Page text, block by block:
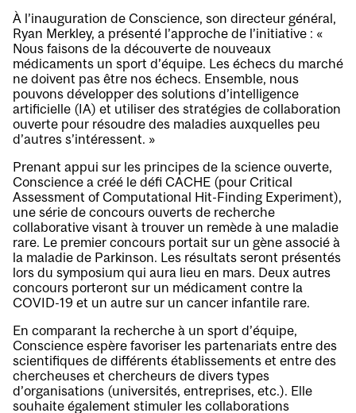
À l’inauguration de Conscience, son directeur général,
Ryan Merkley, a présenté l’approche de l’initiative : «
Nous faisons de la découverte de nouveaux
médicaments un sport d’équipe. Les échecs du marché
ne doivent pas être nos échecs. Ensemble, nous
pouvons développer des solutions d’intelligence
artificielle (IA) et utiliser des stratégies de collaboration
ouverte pour résoudre des maladies auxquelles peu
d’autres s’intéressent. »
Prenant appui sur les principes de la science ouverte,
Conscience a créé le défi CACHE (pour Critical
Assessment of Computational Hit-Finding Experiment),
une série de concours ouverts de recherche
collaborative visant à trouver un remède à une maladie
rare. Le premier concours portait sur un gène associé à
la maladie de Parkinson. Les résultats seront présentés
lors du symposium qui aura lieu en mars. Deux autres
concours porteront sur un médicament contre la
COVID-19 et un autre sur un cancer infantile rare.
En comparant la recherche à un sport d’équipe,
Conscience espère favoriser les partenariats entre des
scientifiques de différents établissements et entre des
chercheuses et chercheurs de divers types
d’organisations (universités, entreprises, etc.). Elle
souhaite également stimuler les collaborations